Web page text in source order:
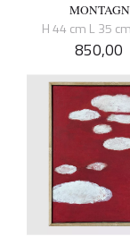
H 44 cm L 35
850,00